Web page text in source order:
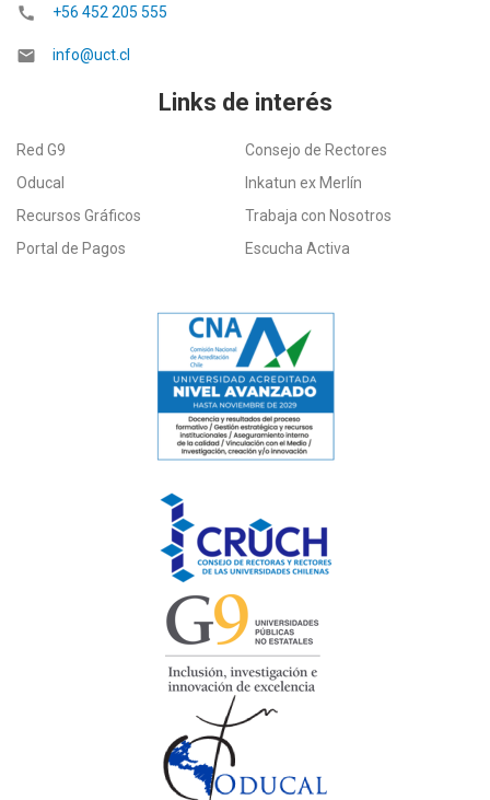
call +56 452 205 555
email info@uct.cl
Links de interés
Red G9
Consejo de Rectores
Oducal
Inkatun ex Merlín
Recursos Gráficos
Trabaja con Nosotros
Portal de Pagos
Escucha Activa